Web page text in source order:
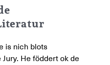
is nich blots
He föddert ok de